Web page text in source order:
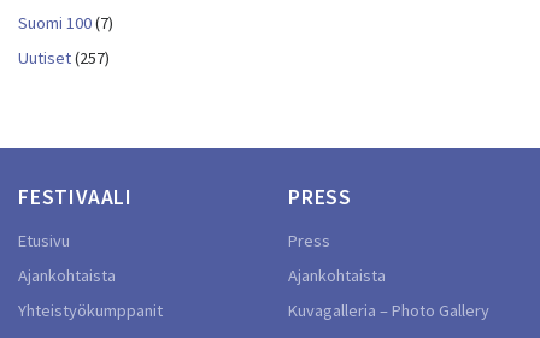
Suomi 100(7)
Uutiset(257)
FESTIVAALI
Etusivu
Ajankohtaista
Yhteistyökumppanit
PRESS
Press
Ajankohtaista
Kuvagalleria – Photo Gallery